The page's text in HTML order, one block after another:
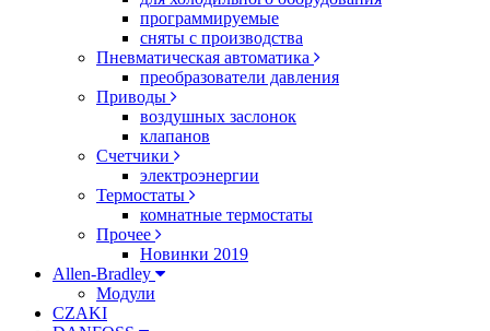
программируемые
сняты с производства
Пневматическая автоматика
преобразователи давления
Приводы
воздушных заслонок
клапанов
Счетчики
электроэнергии
Термостаты
комнатные термостаты
Прочее
Новинки 2019
Allen-Bradley
Модули
CZAKI